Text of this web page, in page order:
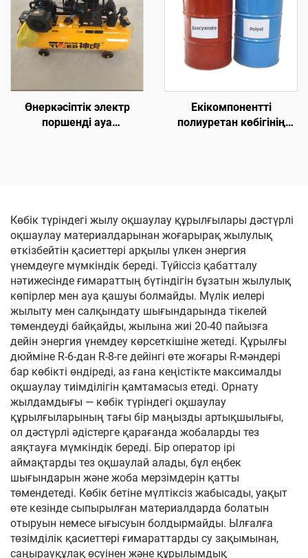
Өнеркәсіптік электр
поршенді ауа
Екікомпонентті
полиуретан көбігінің
Көбік түріндегі жылу оқшаулау құрылғылары дәстүрлі
оқшаулау материалдарынан жоғарырақ жылулық
өткізбейтін қасиеттері арқылы үлкен энергия
үнемдеуге мүмкіндік береді. Түйіссіз қабатталу
нәтижесінде ғимараттың бүтіндігін бұзатын жылулық
көпірлер мен ауа қашуы болмайды. Мүлік иелері
жылыту мен салқындату шығындарында тікелей
төмендеуді байқайды, жылына жиі 20-40 пайызға
дейін энергия үнемдеу көрсеткішіне жетеді. Құрылғы
дюйміне R-6-дан R-8-ге дейінгі өте жоғары R-мәндері
бар көбікті өндіреді, аз ғана кеңістікте максималды
оқшаулау тиімділігін қамтамасыз етеді. Орнату
жылдамдығы — көбік түріндегі оқшаулау
құрылғыларының тағы бір маңызды артықшылығы,
ол дәстүрлі әдістерге қарағанда жобаларды тез
аяқтауға мүмкіндік береді. Бір оператор ірі
аймақтарды тез оқшаулай алады, бұл еңбек
шығындарын және жоба мерзімдерін қатты
төмендетеді. Көбік бетіне мүлтіксіз жабысады, уақыт
өте кезінде сыпырылған материалдарда болатын
отыруын немесе ығысуын болдырмайды. Ылғалға
төзімділік қасиеттері ғимараттарды су зақымынан,
саңырауқұлақ өсуінен және құрылымдық